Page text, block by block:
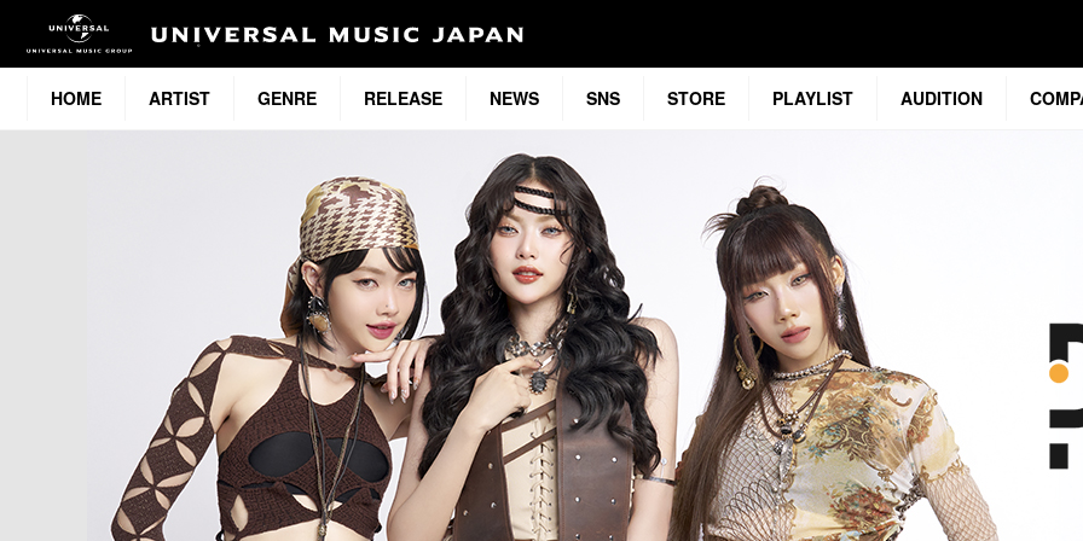
HOME ARTIST GENRE RELEASE NEWS SNS STORE PLAYLIST AUDITION